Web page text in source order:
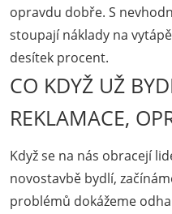
opravdu dobře. S
stoupají náklady na
desítek procent.
CO KDYŽ UŽ
REKLAMACE,
Když se na nás obracejí
novostavbě bydlí,
problémů dokážeme